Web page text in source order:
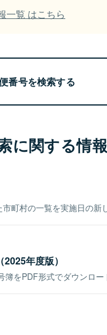
一覧 はこちら
番号を検索する
に関する情報
町村の一覧を実施日の新
年度版）
をPDF形式でダウンロー